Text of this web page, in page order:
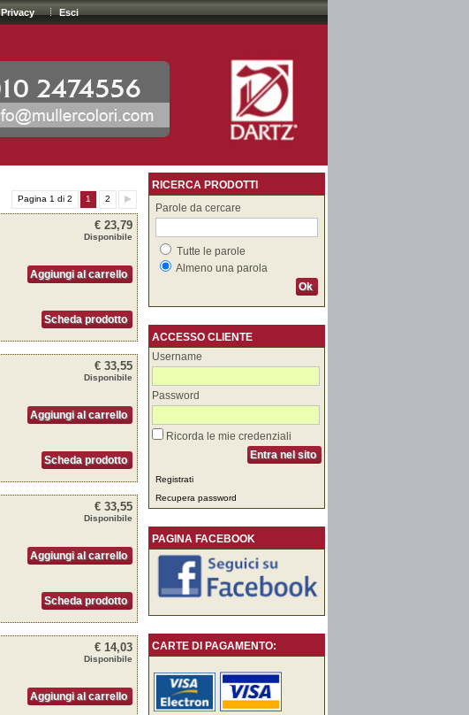
Privacy Esci
Pagina 1 di 2 1 2
€ 23,79
Disponibile
Aggiungi al carrello
Scheda prodotto
€ 33,55
Disponibile
Aggiungi al carrello
Scheda prodotto
€ 33,55
Disponibile
Aggiungi al carrello
Scheda prodotto
€ 14,03
Disponibile
Aggiungi al carrello
RICERCA PRODOTTI
Parole da cercare
Tutte le parole
Almeno una parola
Ok
ACCESSO CLIENTE
Username
Password
Ricorda le mie credenziali
Entra nel sito
Registrati
Recupera password
PAGINA FACEBOOK
CARTE DI PAGAMENTO: